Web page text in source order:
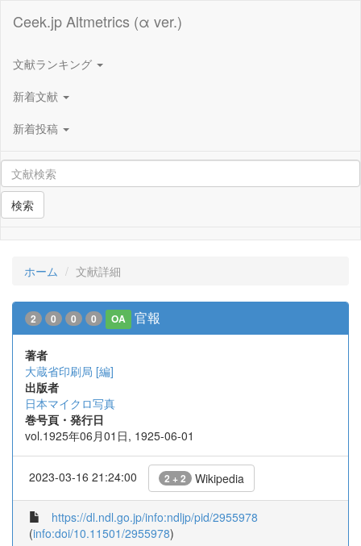
Ceek.jp Altmetrics (α ver.)
文献ランキング
新着文献
新着投稿
検索
ホーム 文献詳細
2 0 0 0 OA 官報
著者
大蔵省印刷局 [編]
出版者
日本マイクロ写真
巻号頁・発行日
vol.1925年06月01日, 1925-06-01
2023-03-16 21:24:00 2 + 2 Wikipedia
https://dl.ndl.go.jp/info:ndljp/pid/2955978
(info:doi/10.11501/2955978)